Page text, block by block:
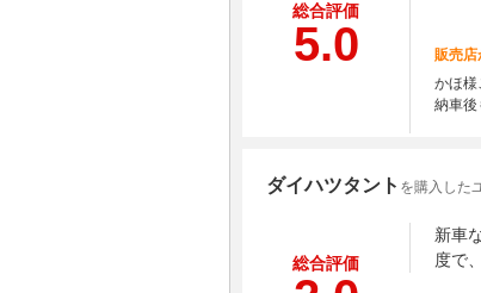
総合評価
5.0
販売店
かほ様
納車後
ダイハツタント を購入した
総合評価
新車
度で